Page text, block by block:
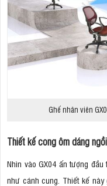
Ghế nhân viên
Thiết kế cong ôm dáng
Nhìn vào GX04 ấn tượng
như cánh cung. Thiết kế